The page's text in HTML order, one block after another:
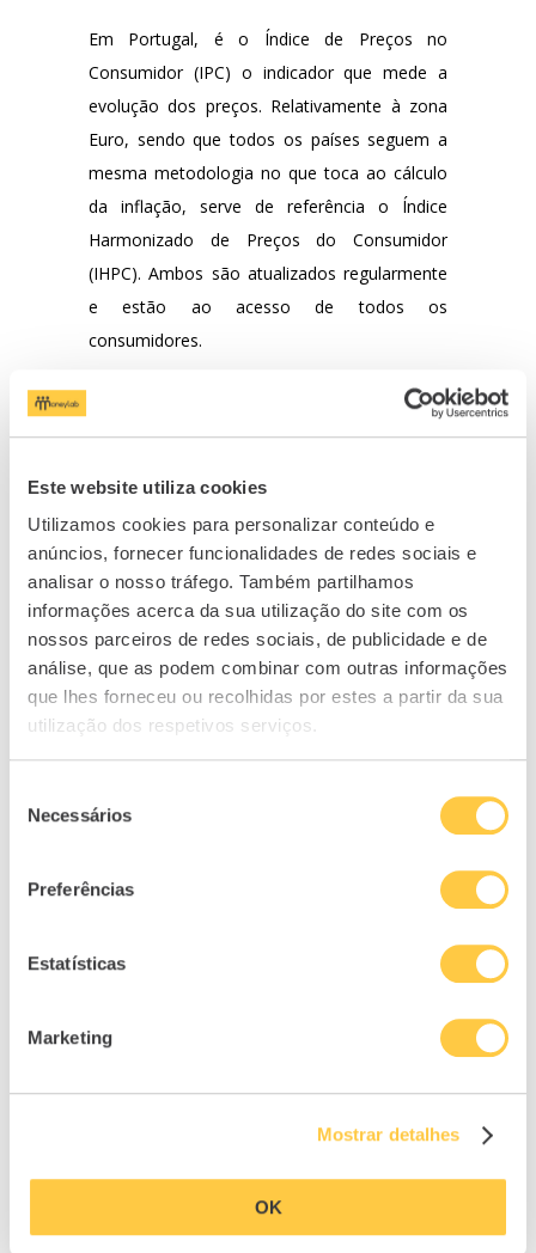
Este website utiliza cookies
Utilizamos cookies para personalizar conteúdo e
anúncios, fornecer funcionalidades de redes sociais e
analisar o nosso tráfego. Também partilhamos
informações acerca da sua utilização do site com os
nossos parceiros de redes sociais, de publicidade e de
análise, que as podem combinar com outras informações
que lhes forneceu ou recolhidas por estes a partir da sua
utilização dos respetivos serviços.
Necessários
Preferências
Estatísticas
Marketing
Mostrar detalhes
OK
Em Portugal, é o Índice de Preços no
Consumidor (IPC) o indicador que mede a
evolução dos preços. Relativamente à zona
Euro, sendo que todos os países seguem a
mesma metodologia no que toca ao cálculo
da inflação, serve de referência o Índice
Harmonizado de Preços do Consumidor
(IHPC). Ambos são atualizados regularmente
e estão ao acesso de todos os
consumidores.
De que modo é que ela me
afeta?
A inflação tem impacto direto nos preços e
na vida dos consumidores, através da
diminuição do poder de compra dos mesmos.
Podemos então perceber que, perante o
aumento generalizado de bens e serviços, é
necessário que também os rendimentos e o
retorno dos investimentos evoluam. A taxa de
inflação deve servir de referência para as
Assim, ter dinheiro parado na conta pode não
ser uma boa ideia. Guardar grandes valores é
vê-los desvalorizar, ao longo do tempo, à
boleia da inflação.
No que toca a poupanças, valem a pena
inflação, que garantem que os montantes
poupados crescem e não perdem valor. Se os
rendimentos obtidos forem inferiores, a
quantia aplicada inicialmente está a perder